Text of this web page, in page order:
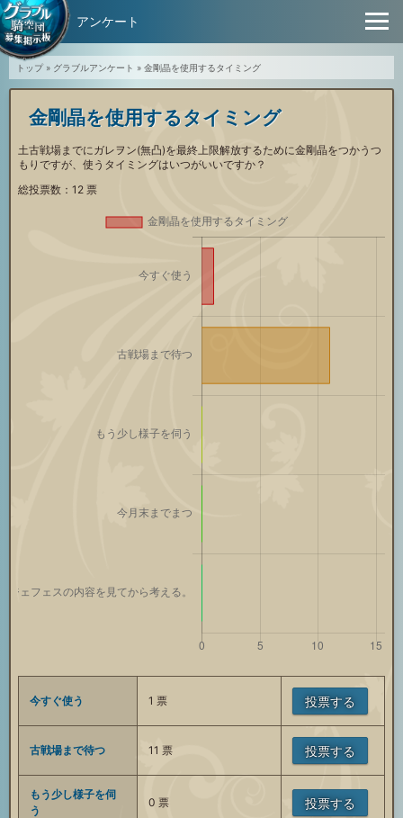
トップ» グラブルアンケート » 金剛晶を使用するタイミング
金剛晶を使用するタイミング
土古戦場までにガレヲン(無凸)を最終上限解放するために金剛晶をつかうつ
もりですが、使うタイミングはいつがいいですか？
総投票数： 12 票
今すぐ使う 1 票 投票する
古戦場まで待つ 11 票 投票する
もう少し様子を伺
う
0 票 投票する
アンケート